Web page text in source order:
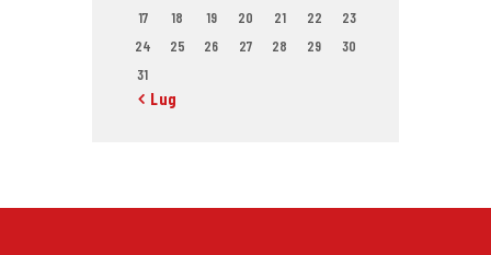
17
18 19 20 21 22
23
24
25 26 27 28 29
30
31
« Lug